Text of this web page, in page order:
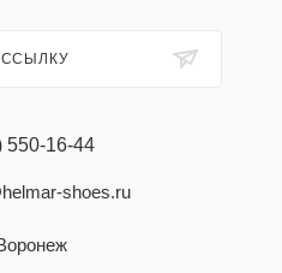
550-16-44
shoes.ru